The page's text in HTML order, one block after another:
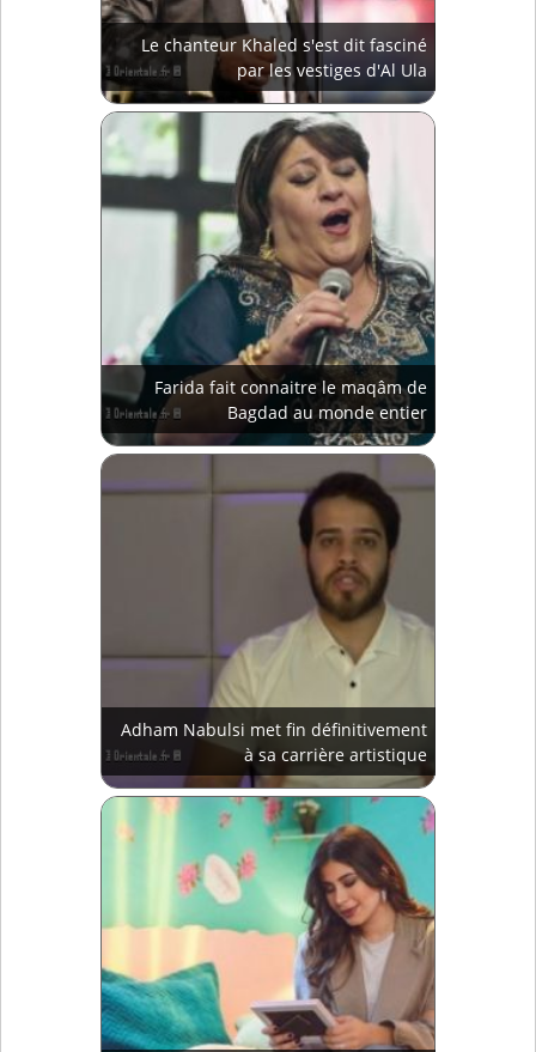
Le chanteur Khaled s'est dit fasciné
par les vestiges d'Al Ula
Farida fait connaitre le maqâm de
Bagdad au monde entier
Adham Nabulsi met fin définitivement
à sa carrière artistique